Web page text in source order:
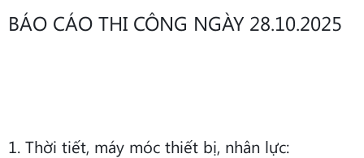
BÁO CÁO THI CÔNG NGÀY 28.10.2025
1. Thời tiết, máy móc thiết bị, nhân lực: